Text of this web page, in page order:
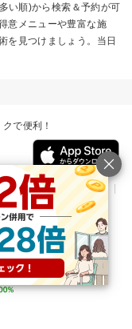
い順)から検索＆予約が可
意メニューや豊富な施
を見つけましょう。当日
で便利！
リース情報
利用規約
ス一覧 アプリ一覧